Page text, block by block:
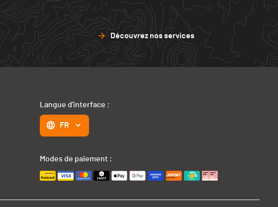
Découvrez nos services
Langue d'interface :
FR
Modes de paiement :